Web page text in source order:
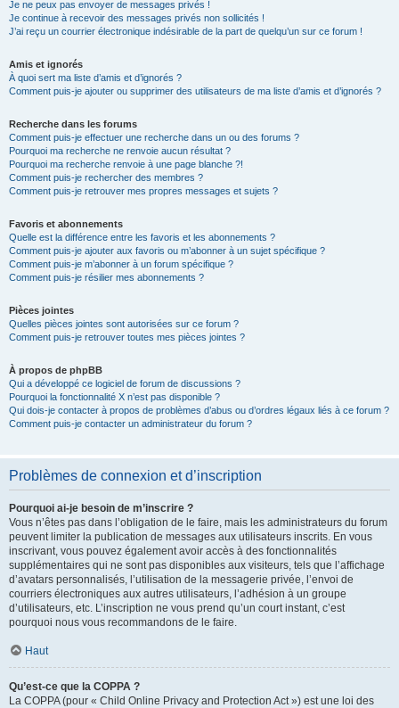
Je ne peux pas envoyer de messages privés !
Je continue à recevoir des messages privés non sollicités !
J’ai reçu un courrier électronique indésirable de la part de quelqu’un sur ce forum !
Amis et ignorés
À quoi sert ma liste d’amis et d’ignorés ?
Comment puis-je ajouter ou supprimer des utilisateurs de ma liste d’amis et d’ignorés ?
Recherche dans les forums
Comment puis-je effectuer une recherche dans un ou des forums ?
Pourquoi ma recherche ne renvoie aucun résultat ?
Pourquoi ma recherche renvoie à une page blanche ?!
Comment puis-je rechercher des membres ?
Comment puis-je retrouver mes propres messages et sujets ?
Favoris et abonnements
Quelle est la différence entre les favoris et les abonnements ?
Comment puis-je ajouter aux favoris ou m’abonner à un sujet spécifique ?
Comment puis-je m’abonner à un forum spécifique ?
Comment puis-je résilier mes abonnements ?
Pièces jointes
Quelles pièces jointes sont autorisées sur ce forum ?
Comment puis-je retrouver toutes mes pièces jointes ?
À propos de phpBB
Qui a développé ce logiciel de forum de discussions ?
Pourquoi la fonctionnalité X n’est pas disponible ?
Qui dois-je contacter à propos de problèmes d’abus ou d’ordres légaux liés à ce forum ?
Comment puis-je contacter un administrateur du forum ?
Problèmes de connexion et d’inscription
Pourquoi ai-je besoin de m’inscrire ?
Vous n’êtes pas dans l’obligation de le faire, mais les administrateurs du forum
peuvent limiter la publication de messages aux utilisateurs inscrits. En vous
inscrivant, vous pouvez également avoir accès à des fonctionnalités
supplémentaires qui ne sont pas disponibles aux visiteurs, tels que l’affichage
d’avatars personnalisés, l’utilisation de la messagerie privée, l’envoi de
courriers électroniques aux autres utilisateurs, l’adhésion à un groupe
d’utilisateurs, etc. L’inscription ne vous prend qu’un court instant, c’est
pourquoi nous vous recommandons de le faire.
Haut
Qu’est-ce que la COPPA ?
La COPPA (pour « Child Online Privacy and Protection Act ») est une loi des